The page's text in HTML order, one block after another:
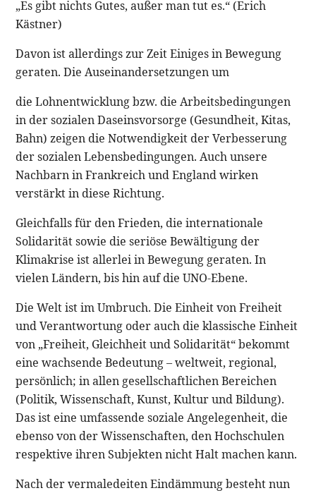
„Es gibt nichts Gutes, außer man tut es.“ (Erich
Kästner)
Davon ist allerdings zur Zeit Einiges in Bewegung
geraten. Die Auseinandersetzungen um
die Lohnentwicklung bzw. die Arbeitsbedingungen
in der sozialen Daseinsvorsorge (Gesundheit, Kitas,
Bahn) zeigen die Notwendigkeit der Verbesserung
der sozialen Lebensbedingungen. Auch unsere
Nachbarn in Frankreich und England wirken
verstärkt in diese Richtung.
Gleichfalls für den Frieden, die internationale
Solidarität sowie die seriöse Bewältigung der
Klimakrise ist allerlei in Bewegung geraten. In
vielen Ländern, bis hin auf die UNO-Ebene.
Die Welt ist im Umbruch. Die Einheit von Freiheit
und Verantwortung oder auch die klassische Einheit
von „Freiheit, Gleichheit und Solidarität“ bekommt
eine wachsende Bedeutung – weltweit, regional,
persönlich; in allen gesellschaftlichen Bereichen
(Politik, Wissenschaft, Kunst, Kultur und Bildung).
Das ist eine umfassende soziale Angelegenheit, die
ebenso von der Wissenschaften, den Hochschulen
respektive ihren Subjekten nicht Halt machen kann.
Nach der vermaledeiten Eindämmung besteht nun